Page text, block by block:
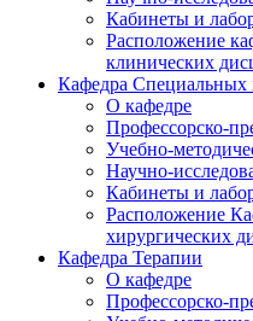
Кабинеты и
Расположение
клинических
Кафедра Специальных
О кафедре
Профессорско-
Учебно-
Научно-
Кабинеты и
Расположение
хирургических
Кафедра Терапии
О кафедре
Профессорско-